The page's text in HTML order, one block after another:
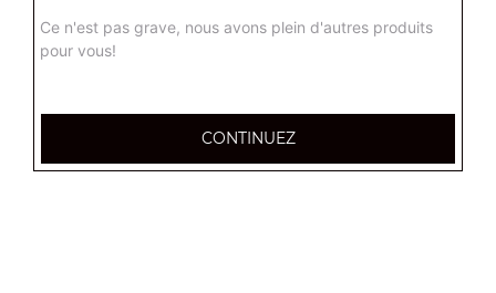
Ce n'est pas grave, nous avons plein d'autres produits
pour vous!
CONTINUEZ